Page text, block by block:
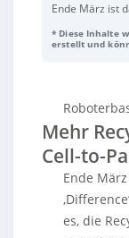
Ende März ist
und die
durch
Recycling,
steht zudem
für Rohstoffe
fordert. DIFFERENCE entwickelt dafür automatisierte,
* Diese Inhalte
erstellt und
Mehr
Cell-to-
Ende
es, die